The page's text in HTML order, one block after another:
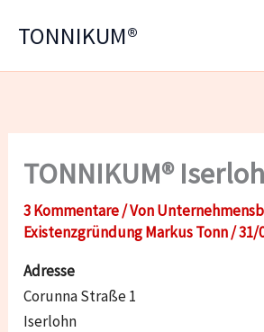
InhaltTONNIKUM®
TONNIKUM®
3 Kommentare/ Von
Existenzgründung Markus Tonn/31/
Adresse
Corunna Straße 1
Iserlohn